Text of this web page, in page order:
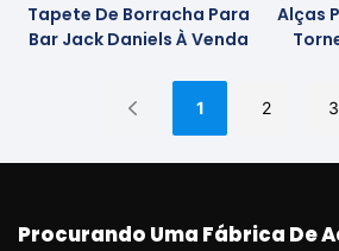
Tapete De Borracha Para
Bar Jack Daniels À Venda
Alças
1 2 3
Procurando Uma Fábrica De